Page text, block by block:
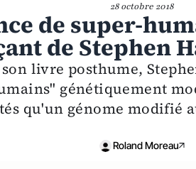
28 octobre 2018
de super-
de Stephen
livre posthume,
génétiquement
qu'un génome modifié
Roland Moreau